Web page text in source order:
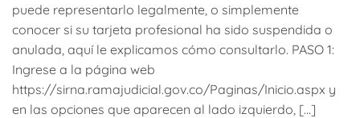
puede representarlo legalmente, o simplemente
conocer si su tarjeta profesional ha sido suspendida o
anulada, aquí le explicamos cómo consultarlo. PASO 1:
Ingrese a la página web
https://sirna.ramajudicial.gov.co/Paginas/Inicio.aspx y
en las opciones que aparecen al lado izquierdo, […]